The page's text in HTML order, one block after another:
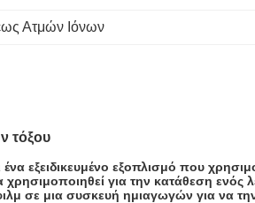
Ατμών Ιόνων
τόξου
εξοπλισμό που
για την κατάθεση ενός
σε μια συσκευή ημιαγωγών για να